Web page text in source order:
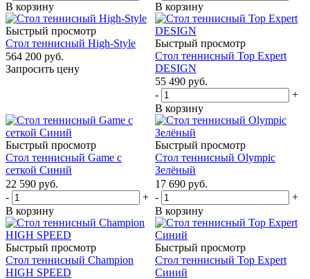
В корзину
В корзину
Быстрый просмотр
Стол теннисный High-Style
564 200 руб.
Запросить цену
Быстрый просмотр
Стол теннисный Top Expert
DESIGN
55 490 руб.
-
+
В корзину
Быстрый просмотр
Стол теннисный Game с
сеткой Синий
22 590 руб.
-
+
В корзину
Быстрый просмотр
Стол теннисный Olympic
Зелёный
17 690 руб.
-
+
В корзину
Быстрый просмотр
Стол теннисный Champion
HIGH SPEED
Быстрый просмотр
Стол теннисный Top Expert
Синий